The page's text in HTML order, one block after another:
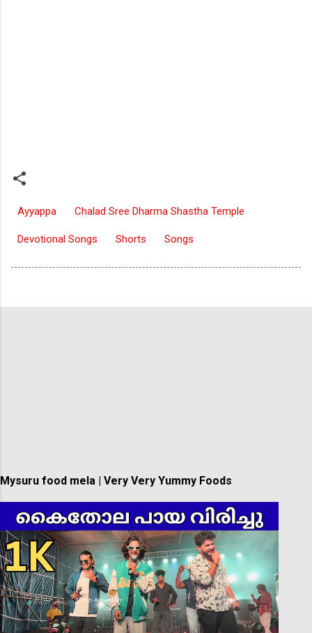
Ayyappa Chalad Sree Dharma Shastha Temple
Devotional Songs Shorts Songs
Mysuru food mela | Very Very Yummy Foods